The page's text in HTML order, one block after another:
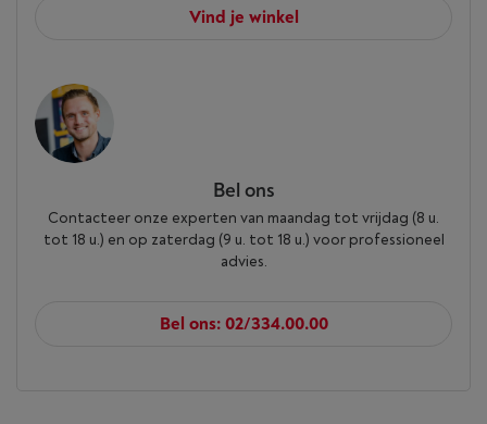
Vind je winkel
Bel ons
Contacteer onze experten van maandag tot vrijdag (8 u.
tot 18 u.) en op zaterdag (9 u. tot 18 u.) voor professioneel
advies.
Bel ons: 02/334.00.00